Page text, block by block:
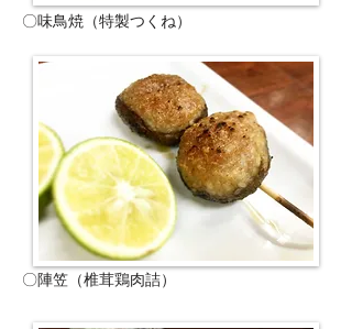
〇味鳥焼（特製つくね）
〇陣笠（椎茸鶏肉詰）